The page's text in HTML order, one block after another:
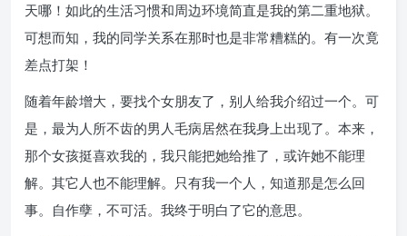
天哪！如此的生活习惯和周边环境简直是我的第二重地狱。
可想而知，我的同学关系在那时也是非常糟糕的。有一次竟
差点打架！
随着年龄增大，要找个女朋友了，别人给我介绍过一个。可
是，最为人所不齿的男人毛病居然在我身上出现了。本来，
那个女孩挺喜欢我的，我只能把她给推了，或许她不能理
解。其它人也不能理解。只有我一个人，知道那是怎么回
事。自作孽，不可活。我终于明白了它的意思。